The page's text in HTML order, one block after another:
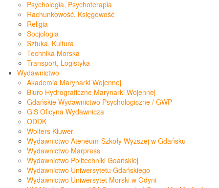
Psychologia, Psychoterapia
Rachunkowość, Księgowość
Religia
Socjologia
Sztuka, Kultura
Technika Morska
Transport, Logistyka
Wydawnictwo
Akademia Marynarki Wojennej
Biuro Hydrograficzne Marynarki Wojennej
Gdańskie Wydawnictwo Psychologiczne / GWP
GiS Oficyna Wydawnicza
ODDK
Wolters Kluwer
Wydawnictwo Ateneum-Szkoły Wyższej w Gdańsku
Wydawnictwo Marpress
Wydawnictwo Politechniki Gdańskiej
Wydawnictwo Uniwersytetu Gdańskiego
Wydawnictwo Uniwersytet Morski w Gdyni